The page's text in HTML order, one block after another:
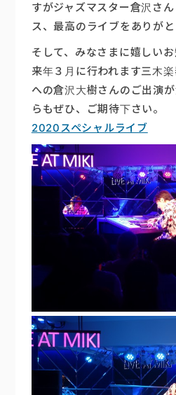
すがジャズマスター倉沢さ
ス、最高のライブをありがと
そして、みなさまに嬉しいお
来年３月に行われます三木
への倉沢大樹さんのご出演
らもぜひ、ご期待下さい。
2020スペシャルライブ